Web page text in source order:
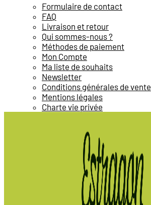
Formulaire de contact
FAQ
Livraison et retour
Qui sommes-nous ?
Méthodes de paiement
Mon Compte
Ma liste de souhaits
Newsletter
Conditions générales de vente
Mentions légales
Charte vie privée